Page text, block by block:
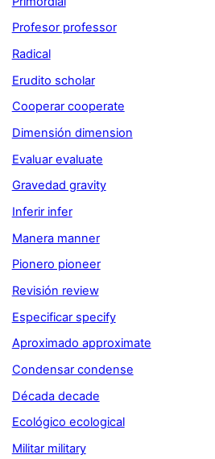
Profesor professor
Radical
Erudito scholar
Cooperar cooperate
Dimensión dimension
Evaluar evaluate
Gravedad gravity
Inferir infer
Manera manner
Pionero pioneer
Revisión review
Especificar specify
Aproximado approximate
Condensar condense
Década decade
Ecológico ecological
Militar military